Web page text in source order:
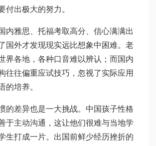
付出极大的努力。
内雅思、托福考取高分、信心满满出
国外才发现现实远比想象中困难。老
界各地，各种口音难以辨认；而国内
往往偏重应试技巧，忽视了实际应用
的培养。
的差异也是一大挑战。中国孩子性格
于主动沟通，这让他们很难与当地学
生打成一片。出国前鲜少经历挫折的